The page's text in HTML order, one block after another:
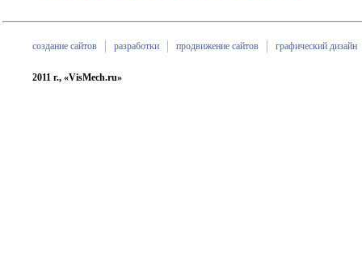
создание сайтов разработки продвижение сайтов графический дизайн
2011 г., «VisMech.ru»